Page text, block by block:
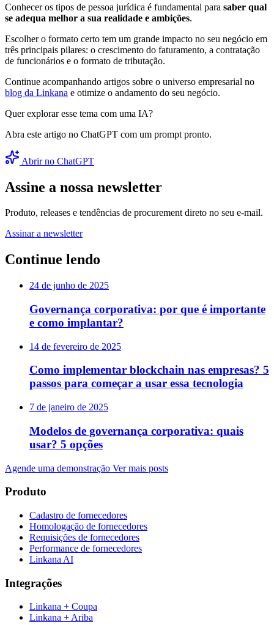
Conhecer os tipos de pessoa jurídica é fundamental para saber qual
se adequa melhor a sua realidade e ambições.
Escolher o formato certo tem um grande impacto no seu negócio em
três principais pilares: o crescimento do faturamento, a contratação
de funcionários e o formato de tributação.
Continue acompanhando artigos sobre o universo empresarial no
blog da Linkana e otimize o andamento do seu negócio.
Quer explorar esse tema com uma IA?
Abra este artigo no ChatGPT com um prompt pronto.
Abrir no ChatGPT
Assine a nossa newsletter
Produto, releases e tendências de procurement direto no seu e-mail.
Assinar a newsletter
Continue lendo
24 de junho de 2025
Governança corporativa: por que é importante
e como implantar?
14 de fevereiro de 2025
Como implementar blockchain nas empresas? 5
passos para começar a usar essa tecnologia
7 de janeiro de 2025
Modelos de governança corporativa: quais
usar? 5 opções
Agende uma demonstração Ver mais posts
Produto
Cadastro de fornecedores
Homologação de fornecedores
Requisições de fornecedores
Performance de fornecedores
Linkana AI
Integrações
Linkana + Coupa
Linkana + Ariba